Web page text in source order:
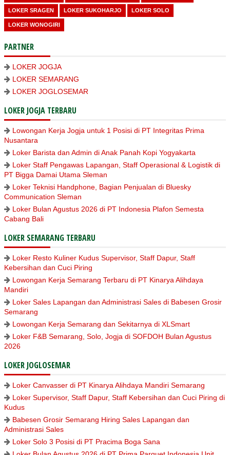
LOKER SRAGEN LOKER SUKOHARJO LOKER SOLO
LOKER WONOGIRI
PARTNER
LOKER JOGJA
LOKER SEMARANG
LOKER JOGLOSEMAR
LOKER JOGJA TERBARU
Lowongan Kerja Jogja untuk 1 Posisi di PT Integritas Prima
Nusantara
Loker Barista dan Admin di Anak Panah Kopi Yogyakarta
Loker Staff Pengawas Lapangan, Staff Operasional & Logistik di
PT Bigga Damai Utama Sleman
Loker Teknisi Handphone, Bagian Penjualan di Bluesky
Communication Sleman
Loker Bulan Agustus 2026 di PT Indonesia Plafon Semesta
Cabang Bali
LOKER SEMARANG TERBARU
Loker Resto Kuliner Kudus Supervisor, Staff Dapur, Staff
Kebersihan dan Cuci Piring
Lowongan Kerja Semarang Terbaru di PT Kinarya Alihdaya
Mandiri
Loker Sales Lapangan dan Administrasi Sales di Babesen Grosir
Semarang
Lowongan Kerja Semarang dan Sekitarnya di XLSmart
Loker F&B Semarang, Solo, Jogja di SOFDOH Bulan Agustus
2026
LOKER JOGLOSEMAR
Loker Canvasser di PT Kinarya Alihdaya Mandiri Semarang
Loker Supervisor, Staff Dapur, Staff Kebersihan dan Cuci Piring di
Kudus
Babesen Grosir Semarang Hiring Sales Lapangan dan
Administrasi Sales
Loker Solo 3 Posisi di PT Pracima Boga Sana